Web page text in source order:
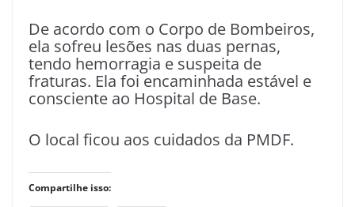
De acordo com o Corpo de Bombeiros,
ela sofreu lesões nas duas pernas,
tendo hemorragia e suspeita de
fraturas. Ela foi encaminhada estável e
consciente ao Hospital de Base.
O local ficou aos cuidados da PMDF.
Compartilhe isso: